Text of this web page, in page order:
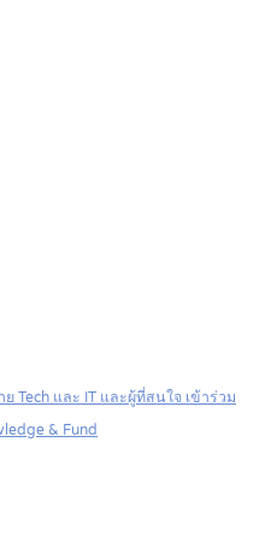
Tech และ IT และผู้ที่สนใจ เข้าร่วม
& Fund